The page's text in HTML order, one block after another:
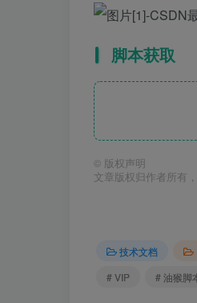
脚本获取
© 版权声明
文章版权归作者所有
技术文档
# VIP
# 油猴脚